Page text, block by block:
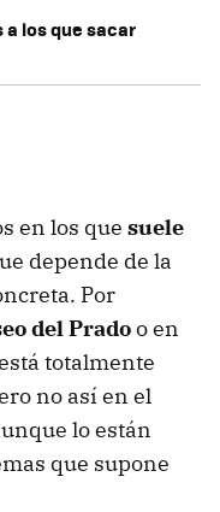
los que sacar
en los que suele
depende de la
Por
del Pradoo en
totalmente
no así en el
lo están
que supone